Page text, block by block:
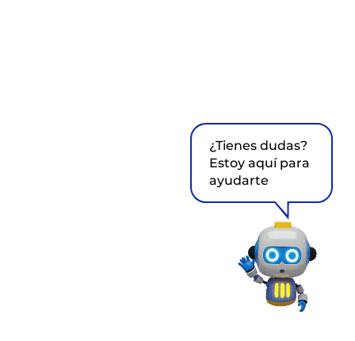
¿Tienes dudas?
Estoy aquí para
ayudarte